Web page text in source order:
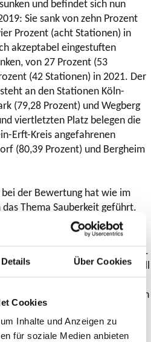
Details Über Cookies
Cookies
Inhalte und Anzeigen zu
für soziale Medien anbieten
und befindet sich nun
Sie sank von zehn Prozent
Prozent (acht Stationen) in
akzeptabel eingestuften
von 27 Prozent (53
(42 Stationen) in 2021. Der
an den Stationen Köln-
(79,28 Prozent) und Wegberg
viertletzten Platz belegen die
Erft-Kreis angefahrenen
(80,39 Prozent) und Bergheim
der Bewertung hat wie im
Thema Sauberkeit geführt.
bei den Graffiti im
verbessert hat (+13,7
noch bei lediglich 82,3 Prozent.
der Graffiti ist nicht in jedem Fall
betroffenen Zugangsbereiche
liegen. In einigen Fällen finden
Graffiti auch an Fassaden, die
In den letzten Jahren ist es
von Graffiti an Stationen